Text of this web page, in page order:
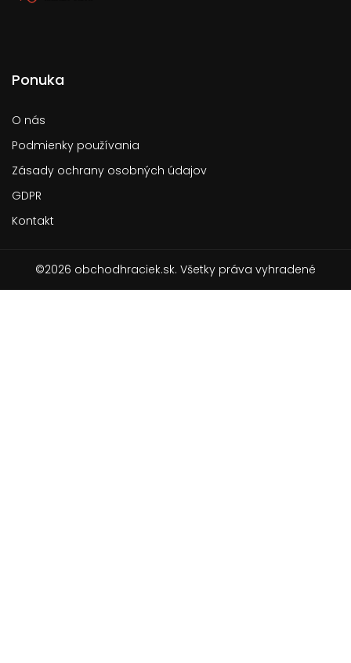
Ponuka
O nás
Podmienky používania
Zásady ochrany osobných údajov
GDPR
Kontakt
©2026 obchodhraciek.sk. Všetky práva vyhradené